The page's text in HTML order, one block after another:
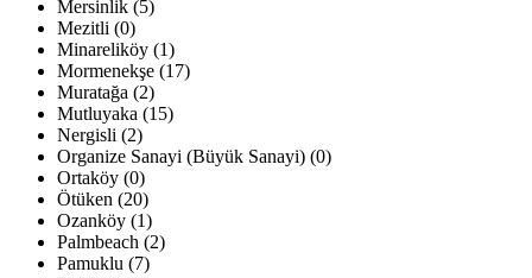
Mersinlik (5)
Mezitli (0)
Minareliköy (1)
Mormenekşe (17)
Muratağa (2)
Mutluyaka (15)
Nergisli (2)
Organize Sanayi (Büyük Sanayi) (0)
Ortaköy (0)
Ötüken (20)
Ozanköy (1)
Palmbeach (2)
Pamuklu (7)